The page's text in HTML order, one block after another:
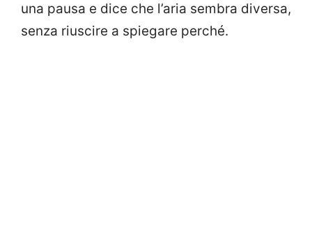
una pausa e dice che l’aria sembra diversa,
senza riuscire a spiegare perché.